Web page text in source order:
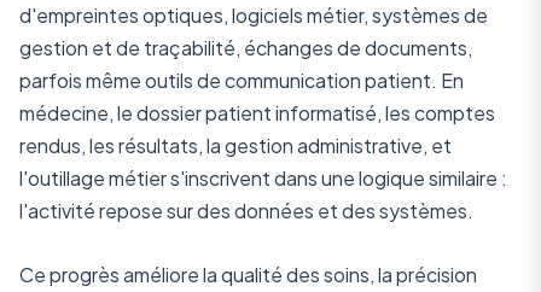
d'empreintes optiques, logiciels métier, systèmes de
gestion et de traçabilité, échanges de documents,
parfois même outils de communication patient. En
médecine, le dossier patient informatisé, les comptes
rendus, les résultats, la gestion administrative, et
l'outillage métier s'inscrivent dans une logique similaire :
l'activité repose sur des données et des systèmes.
Ce progrès améliore la qualité des soins, la précision